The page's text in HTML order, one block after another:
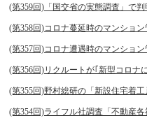
(第359回)「国交省の実態調査」で
(第358回)コロナ蔓延時のマンショ
(第357回)コロナ遭遇時のマンショ
(第356回)リクルートが｢新型コロナ
(第355回)野村総研の「新設住宅着
(第354回)ライフル社調査「不動産